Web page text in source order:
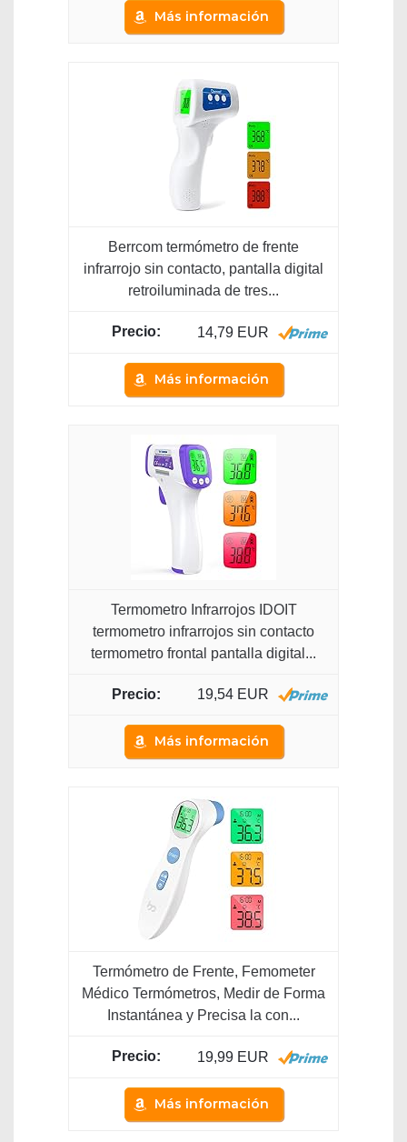
Más información
Berrcom termómetro de frente
infrarrojo sin contacto, pantalla digital
retroiluminada de tres...
14,79 EUR
Más información
Termometro Infrarrojos IDOIT
termometro infrarrojos sin contacto
termometro frontal pantalla digital...
19,54 EUR
Más información
Termómetro de Frente, Femometer
Médico Termómetros, Medir de Forma
Instantánea y Precisa la con...
19,99 EUR
Más información